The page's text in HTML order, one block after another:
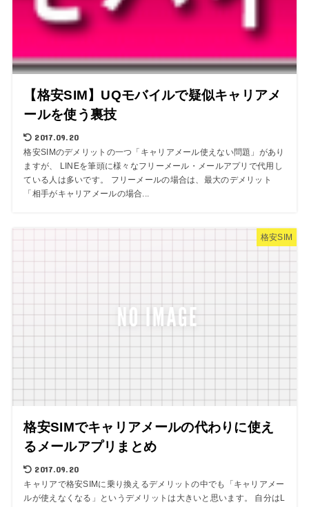
【格安SIM】UQモバイルで疑似キャリアメ
ールを使う裏技
2017.09.20
格安SIMのデメリットの一つ「キャリアメール使えない問題」があり
ますが、 LINEを筆頭に様々なフリーメール・メールアプリで代用し
ている人は多いです。 フリーメールの場合は、最大のデメリット
「相手がキャリアメールの場合...
格安SIM
格安SIMでキャリアメールの代わりに使え
るメールアプリまとめ
2017.09.20
キャリアで格安SIMに乗り換えるデメリットの中でも「キャリアメー
ルが使えなくなる」というデメリットは大きいと思います。 自分はL